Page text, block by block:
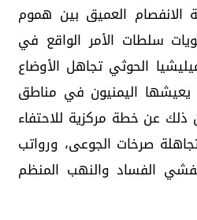
العميق بين هموم
سلطات الأمر الواقع في
الحوثي تجاهل الأوضاع
يعيشها اليمنيون في مناطق
ذلك عن خطة مركزية للاحتفاء
صرخات الجوعى، ورواتب
الفساد والنهب المنظم